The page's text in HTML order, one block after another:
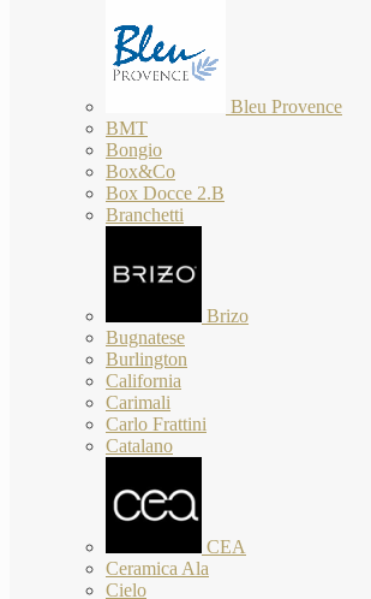
Bleu Provence
BMT
Bongio
Box&Co
Box Docce 2.B
Branchetti
Brizo
Bugnatese
Burlington
California
Carimali
Carlo Frattini
Catalano
CEA
Ceramica Ala
Cielo